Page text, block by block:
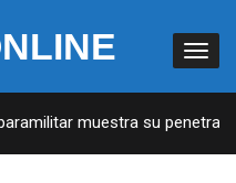
muestra su